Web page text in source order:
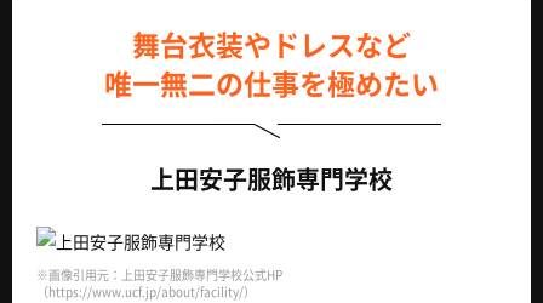
舞台衣装やドレスなど
唯一無二の仕事を極めたい
上田安子服飾専門学校
※画像引用元：上田安子服飾専門学校公式HP
（https://www.ucf.jp/about/facility/）